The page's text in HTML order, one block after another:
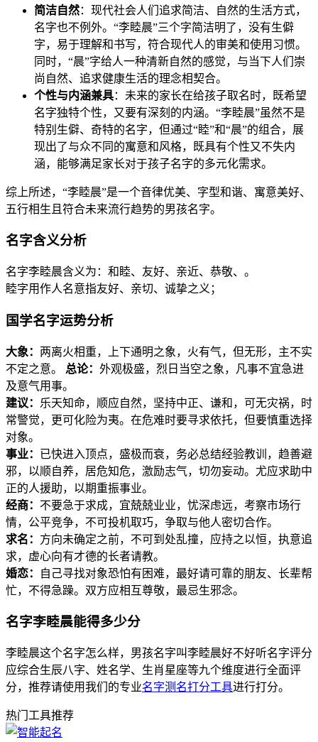
简洁自然：现代社会人们追求简洁、自然的生活方式，
名字也不例外。“李睦晨”三个字简洁明了，没有生僻
字，易于理解和书写，符合现代人的审美和使用习惯。
同时，“晨”字给人一种清新自然的感觉，与当下人们崇
尚自然、追求健康生活的理念相契合。
个性与内涵兼具：未来的家长在给孩子取名时，既希望
名字独特个性，又要有深刻的内涵。“李睦晨”虽然不是
特别生僻、奇特的名字，但通过“睦”和“晨”的组合，展
现出了与众不同的寓意和风格，既具有个性又不失内
涵，能够满足家长对于孩子名字的多元化需求。
综上所述，“李睦晨”是一个音律优美、字型和谐、寓意美好、
五行相生且符合未来流行趋势的男孩名字。
名字含义分析
名字李睦晨含义为：和睦、友好、亲近、恭敬、。
睦字用作人名意指友好、亲切、诚挚之义；
国学名字运势分析
大象： 两离火相重，上下通明之象，火有气，但无形，主不实
不定之意。 总论： 外观极盛，烈日当空之象，凡事不宜急进
及意气用事。
建议： 乐天知命，顺应自然，坚持中正、谦和，可无灾祸，时
常警觉，更可化险为夷。在危难时要寻求依托，但要慎重选择
对象。
事业： 已快进入顶点，盛极而衰，务必总结经验教训，趋善避
邪，以顺自养，居危知危，激励志气，切勿妄动。尤应求助中
正的人援助，以期重振事业。
经商： 不要急于求成，宜兢兢业业，忧深虑远，考察市场行
情，公平竞争，不可投机取巧，争取与他人密切合作。
求名： 方向未确定之前，不可到处乱撞，应持之以恒，执意追
求，虚心向有才德的长者请教。
婚恋：
自己寻找对象恐怕有困难，最好请可靠的朋友、长辈帮
忙，不得急躁。双方应相互尊敬，最忌生邪念。
名字李睦晨能得多少分
李睦晨这个名字怎么样，男孩名字叫李睦晨好不好听名字评分
应综合生辰八字、姓名学、生肖星座等九个维度进行全面评
分，推荐请使用我们的专业名字测名打分工具进行打分。
热门工具推荐